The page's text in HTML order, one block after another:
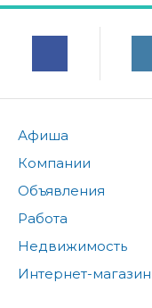
Афиша
Компании
Объявления
Работа
Недвижимость
Интернет-магазин